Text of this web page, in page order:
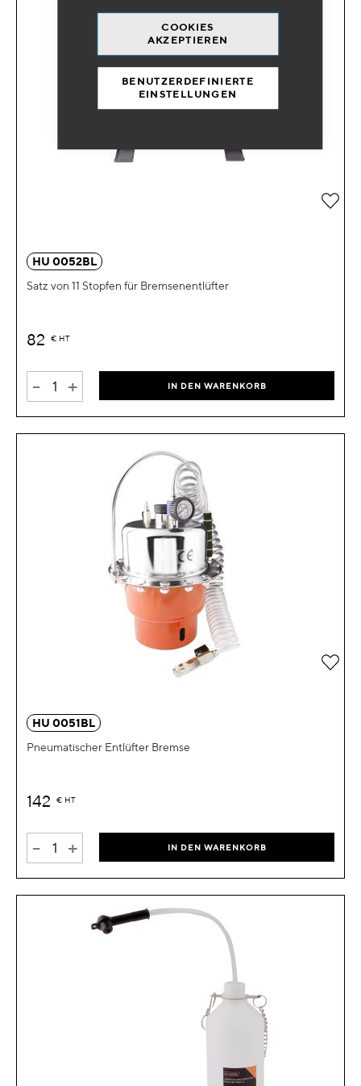
COOKIES
AKZEPTIEREN
BENUTZERDEFINIERTE
EINSTELLUNGEN
HU 0052BL
Satz von 11 Stopfen für Bremsenentlüfter
82 € HT
- + IN DEN WARENKORB
Zur
HU 0051BL
Pneumatischer Entlüfter Bremse
142 € HT
- + IN DEN WARENKORB
Zur